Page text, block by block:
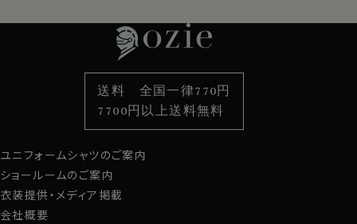
●こだわりの生地！肌に直接ふれるからこその素材選び
プレミアムコットン(超長綿スーピマ綿)＆40番手双糸＆
袖・カフス型から選ぶ
色から選ぶ
柄から選ぶ
スタイルから選ぶ
カジュアルシャツ
定番シャツ
カフスボタン
サスペンダー
財布・名刺入れ
バッグ
ストール・マフラー
グローブ
ユニフォームシャツのご案内
ショールームのご案内
衣装提供・メディア掲載
会社概要
送料 全国一律770円
7700円以上送料無料